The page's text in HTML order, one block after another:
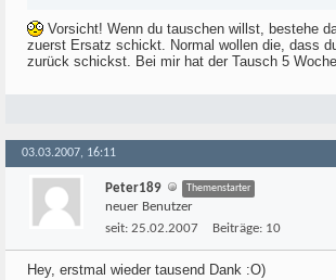
Vorsicht! Wenn du tauschen willst, bestehe
zuerst Ersatz schickt. Normal wollen die, dass
zurück schickst. Bei mir hat der Tausch 5
03.03.2007, 16:11
Peter189 Themenstarter
neuer Benutzer
seit: 25.02.2007 Beiträge: 10
Hey, erstmal wieder tausend Dank :O)